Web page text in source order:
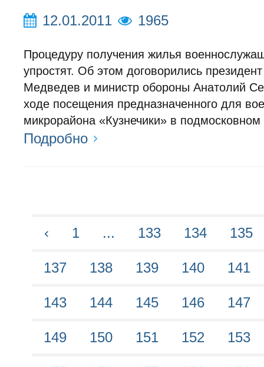
12.01.2011 1965
Процедуру получения жилья
упростят. Об этом договорились
Медведев и министр обороны Анатолий
ходе посещения предназначенного для
микрорайона «Кузнечики» в
Подробно
‹ 1 ... 133 134 135
137 138 139 140 141
143 144 145 146 147
149 150 151 152 153